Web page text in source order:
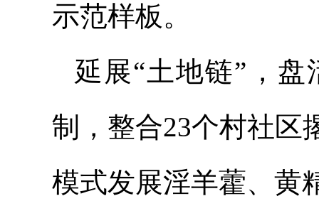
示范样板。
延展“土地链”，
制，整合23个村社区
模式发展淫羊藿、黄